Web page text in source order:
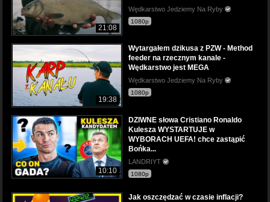
21:08
Wędkarstwo Jedziemy Na Ryby
1080p
19:38
Wytargałem dzikusa z PZW - Method
feeder na rzecznym kanale -
Wędkarstwo jest MEGA
Wędkarstwo Jedziemy Na Ryby
1080p
10:10
DZIWNE słowa Cristiano Ronaldo
Kulesza WYSTARTUJE w
WYBORACH UEFA! chce zastąpić
Bońka...
LANDRIYT
1080p
Jak oszczędzać w czasie inflacji?